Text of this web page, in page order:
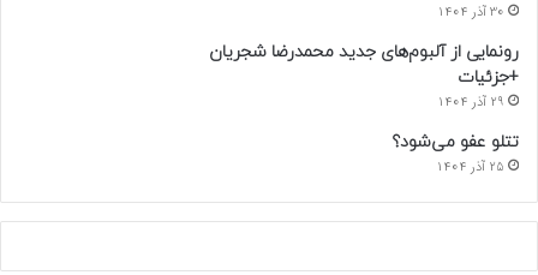
30 آذر 1404
رونمایی از آلبوم‌های جدید محمدرضا شجریان
+جزئیات
29 آذر 1404
تتلو عفو می‌شود؟
25 آذر 1404